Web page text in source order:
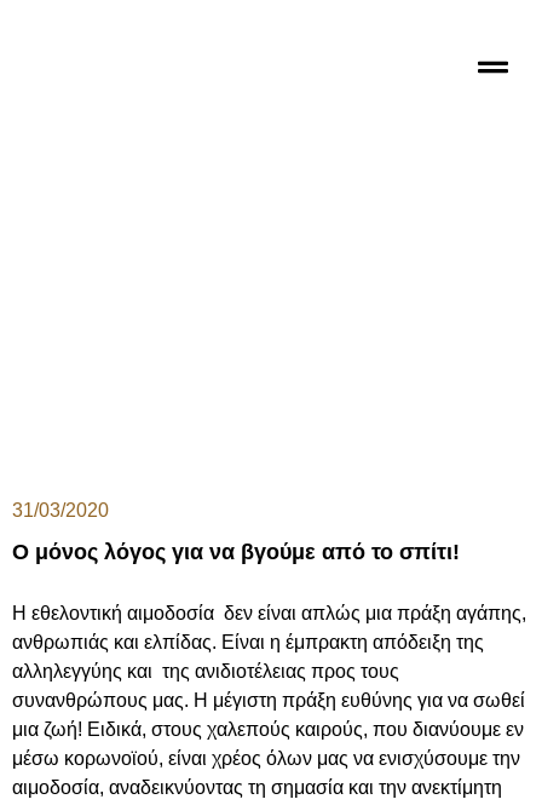
31/03/2020
Ο μόνος λόγος για να βγούμε από το σπίτι!
Η εθελοντική αιμοδοσία δεν είναι απλώς μια πράξη αγάπης,
ανθρωπιάς και ελπίδας. Είναι η έμπρακτη απόδειξη της
αλληλεγγύης και της ανιδιοτέλειας προς τους
συνανθρώπους μας. Η μέγιστη πράξη ευθύνης για να σωθεί
μια ζωή! Ειδικά, στους χαλεπούς καιρούς, που διανύουμε εν
μέσω κορωνοϊού, είναι χρέος όλων μας να ενισχύσουμε την
αιμοδοσία, αναδεικνύοντας τη σημασία και την ανεκτίμητη